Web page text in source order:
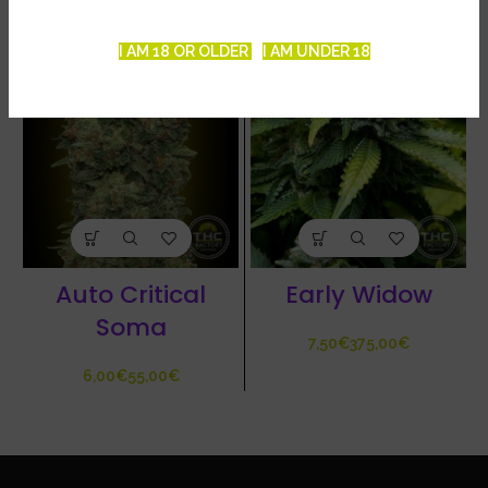
I AM 18 OR OLDER I AM UNDER 18
Auto Critical
Soma
€ €
Early Widow
€ €